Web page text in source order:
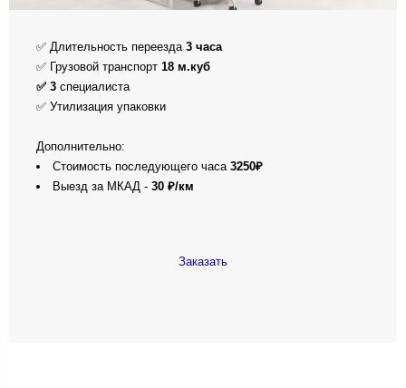
✅ Длительность переезда 3 часа
✅ Грузовой транспорт 18 м.куб
✅ 3 специалиста
✅ Утилизация упаковки
Дополнительно:
Стоимость последующего часа 3250₽
Выезд за МКАД - 30 ₽/км
Заказать